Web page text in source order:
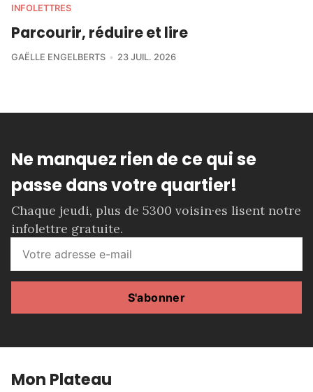
INFOLETTRES
Parcourir, réduire et lire
GAËLLE ENGELBERTS 23 JUIL. 2026
Ne manquez rien de ce qui se
passe dans votre quartier!
Chaque jeudi, plus de 5300 voisin·es lisent notre
infolettre gratuite.
S'abonner
Mon Plateau